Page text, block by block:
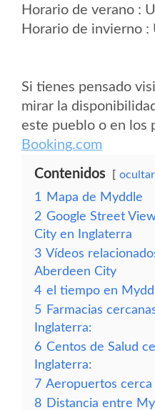
Horario de verano :
Horario de invierno :
Si tienes pensado
mirar la
este pueblo o en los
Booking.com
Contenidos ocultar
1
Mapa de Myddle
2 Google Street
City en Inglaterra
3 Vídeos
Aberdeen City
4 el tiempo en
5 Farmacias
Inglaterra:
6 Centos de Salud
Inglaterra:
7 Aeropuertos
8 Distancia entre